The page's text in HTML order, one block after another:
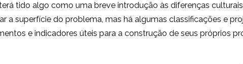
tido algo como uma breve introdução às diferenças
a superfície do problema, mas há algumas classificações e
e indicadores úteis para a construção de seus próprios